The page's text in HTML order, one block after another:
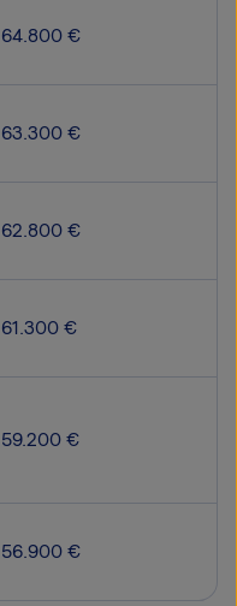
64.800 €
63.300 €
62.800 €
61.300 €
59.200 €
56.900 €